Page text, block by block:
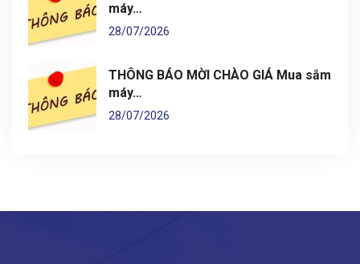
máy…
28/07/2026
THÔNG BÁO MỜI CHÀO GIÁ Mua sắm
máy…
28/07/2026